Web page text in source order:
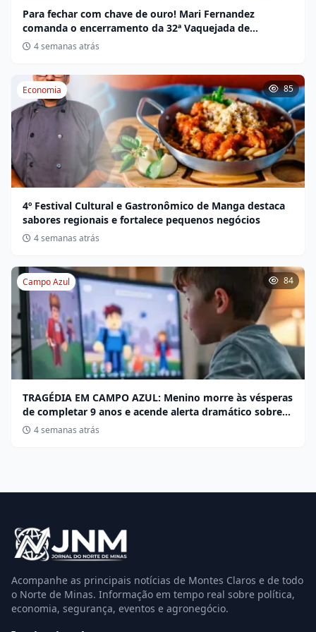
Para fechar com chave de ouro! Mari Fernandez
comanda o encerramento da 32ª Vaquejada de
Miravânia hoje
4 semanas atrás
Economia 85
4º Festival Cultural e Gastronômico de Manga destaca
sabores regionais e fortalece pequenos negócios
4 semanas atrás
Campo Azul 84
TRAGÉDIA EM CAMPO AZUL: Menino morre às vésperas
de completar 9 anos e acende alerta dramático sobre
desafios no Roblox
4 semanas atrás
Acompanhe as principais notícias de Montes Claros e de todo
o Norte de Minas. Informação em tempo real sobre política,
economia, segurança, eventos e agronegócio.